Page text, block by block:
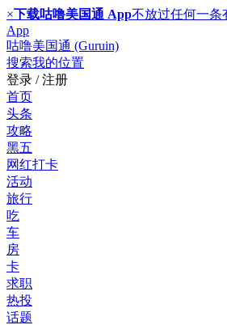
×下载咕噜美国通 App不放过任何一条
App
咕噜美国通 (Guruin)
搜索我的位置
登录 / 注册
首页
头条
攻略
黑五
网红打卡
活动
旅行
吃
车
房
卡
求职
热投
话题